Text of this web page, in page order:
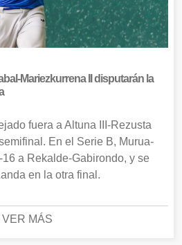
Mariezkurrena II disputarán la
fuera a Altuna III-Rezusta
En el Serie B, Murua-
a Rekalde-Gabirondo, y se
en la otra final.
VER MÁS